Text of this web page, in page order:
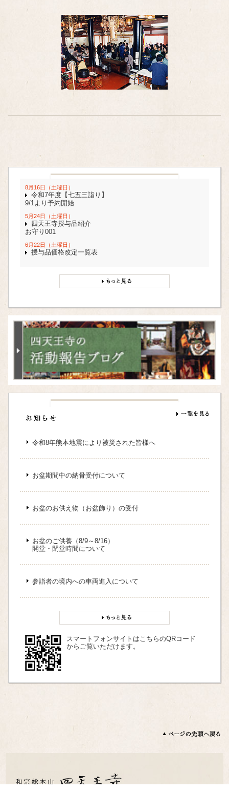
8月16日（土曜日）
令和7年度【七五三詣り】
9/1より予約開始
5月24日（土曜日）
四天王寺授与品紹介
お守り001
6月22日（土曜日）
授与品価格改定一覧表
令和8年熊本地震により被災された皆様へ
お盆期間中の納骨受付について
お盆のお供え物（お盆飾り）の受付
お盆のご供養（8/9～8/16）
開堂・閉堂時間について
参詣者の境内への車両進入について
スマートフォンサイトはこちらのQRコード
からご覧いただけます。